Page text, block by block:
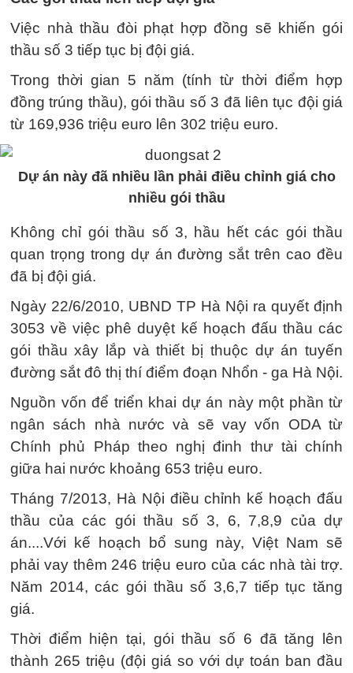
Việc nhà thầu đòi phạt hợp đồng sẽ khiến gói
thầu số 3 tiếp tục bị đội giá.
Trong thời gian 5 năm (tính từ thời điểm hợp
đồng trúng thầu), gói thầu số 3 đã liên tục đội giá
từ 169,936 triệu euro lên 302 triệu euro.
Dự án này đã nhiều lần phải điều chỉnh giá cho
nhiều gói thầu
Không chỉ gói thầu số 3, hầu hết các gói thầu
quan trọng trong dự án đường sắt trên cao đều
đã bị đội giá.
Ngày 22/6/2010, UBND TP Hà Nội ra quyết định
3053 về việc phê duyệt kế hoạch đấu thầu các
gói thầu xây lắp và thiết bị thuộc dự án tuyến
đường sắt đô thị thí điểm đoạn Nhổn - ga Hà Nội.
Nguồn vốn để triển khai dự án này một phần từ
ngân sách nhà nước và sẽ vay vốn ODA từ
Chính phủ Pháp theo nghị đinh thư tài chính
giữa hai nước khoảng 653 triệu euro.
Tháng 7/2013, Hà Nội điều chỉnh kế hoạch đấu
thầu của các gói thầu số 3, 6, 7,8,9 của dự
án....Với kế hoạch bổ sung này, Việt Nam sẽ
phải vay thêm 246 triệu euro của các nhà tài trợ.
Năm 2014, các gói thầu số 3,6,7 tiếp tục tăng
giá.
Thời điểm hiện tại, gói thầu số 6 đã tăng lên
thành 265 triệu (đội giá so với dự toán ban đầu